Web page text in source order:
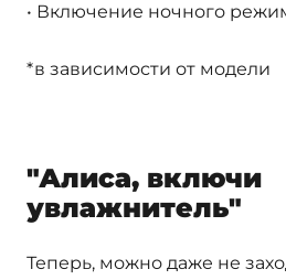
• Включение ночного
*в зависимости от модели
"Алиса, включи
увлажнитель"
Теперь, можно даже не